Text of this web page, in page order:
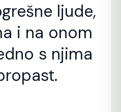
ljude,
i na onom
s njima